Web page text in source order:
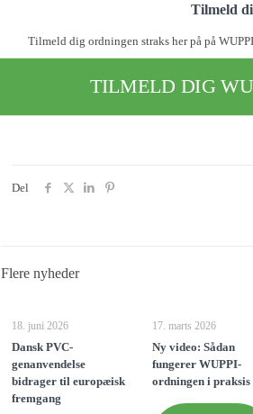
Tilmeld
Tilmeld dig ordningen straks her på på
TILMELD DIG
Del
Flere nyheder
18. juni 2026
Dansk PVC-
genanvendelse
bidrager til europæisk
fremgang
17. marts 2026
Ny video: Sådan
fungerer WUPPI-
ordningen i praksis